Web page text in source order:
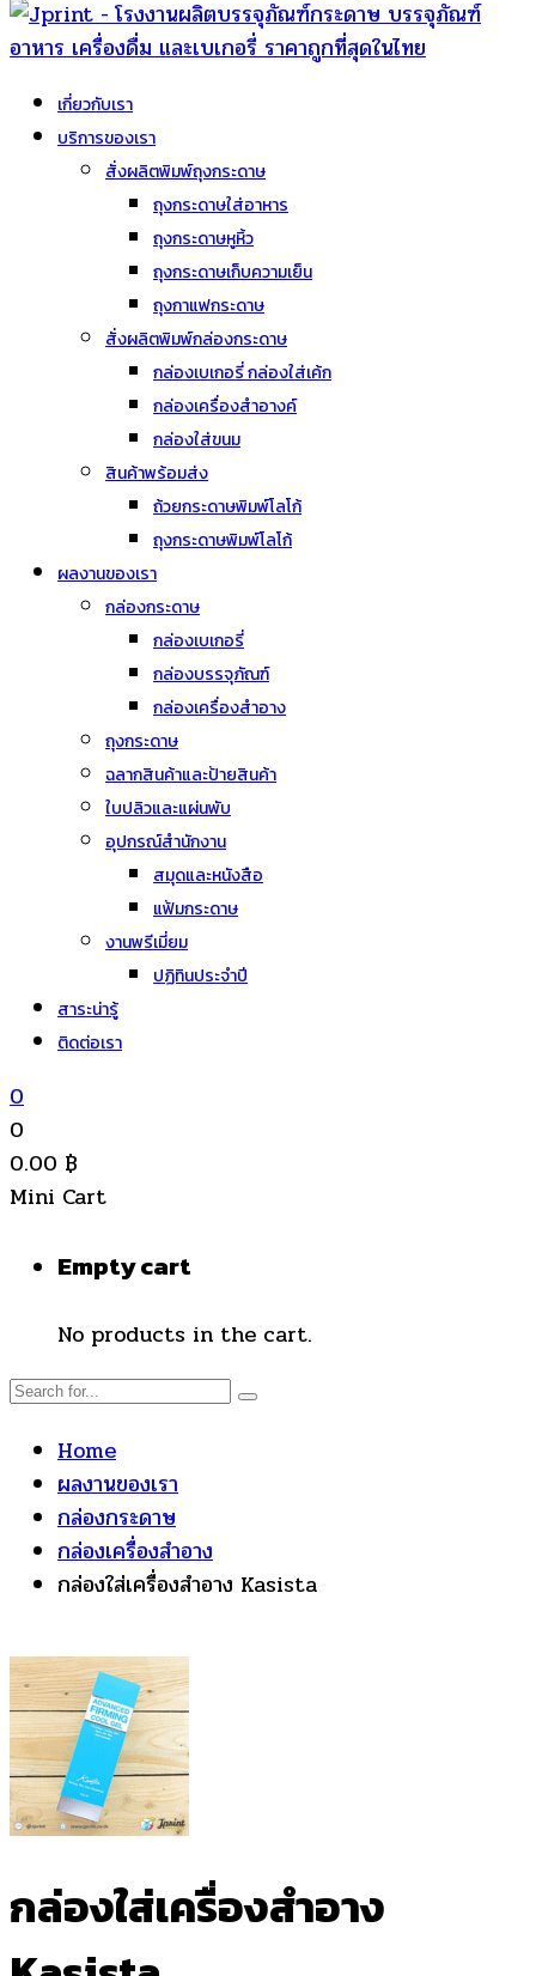
เกี่ยวกับเรา
บริการของเรา
สั่งผลิตพิมพ์ถุงกระดาษ
ถุงกระดาษใส่อาหาร
ถุงกระดาษหูหิ้ว
ถุงกระดาษเก็บความเย็น
ถุงกาแฟกระดาษ
สั่งผลิตพิมพ์กล่องกระดาษ
กล่องเบเกอรี่ กล่องใส่เค้ก
กล่องเครื่องสำอางค์
กล่องใส่ขนม
สินค้าพร้อมส่ง
ถ้วยกระดาษพิมพ์โลโก้
ถุงกระดาษพิมพ์โลโก้
ผลงานของเรา
กล่องกระดาษ
กล่องเบเกอรี่
กล่องบรรจุภัณฑ์
กล่องเครื่องสำอาง
ถุงกระดาษ
ฉลากสินค้าและป้ายสินค้า
ใบปลิวและแผ่นพับ
อุปกรณ์สำนักงาน
สมุดและหนังสือ
แฟ้มกระดาษ
งานพรีเมี่ยม
ปฏิทินประจำปี
สาระน่ารู้
ติดต่อเรา
0
0
0.00 ฿
Mini Cart
Empty cart
No products in the cart.
Home
ผลงานของเรา
กล่องกระดาษ
กล่องเครื่องสำอาง
กล่องใส่เครื่องสำอาง Kasista
กล่องใส่เครื่องสำอาง